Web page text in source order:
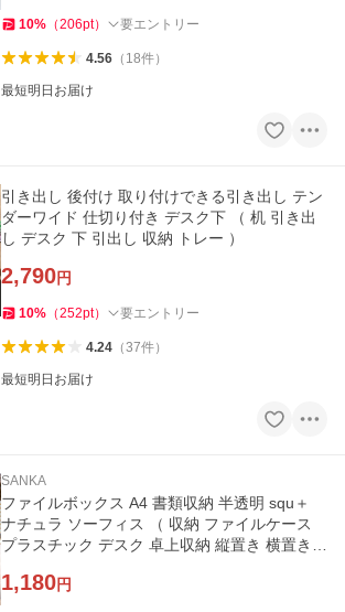
10% （206pt） 要エントリー
4.56（ 18件）
最短明日お届け
引き出し 後付け 取り付けできる引き出し テン
ダーワイド 仕切り付き デスク下 （ 机 引き出
し デスク 下 引出し 収納 トレー ）
2,790円
10% （252pt） 要エントリー
4.24（37件）
最短明日お届け
SANKA
ファイルボックス A4 書類収納 半透明 squ＋
ナチュラ ソーフィス （ 収納 ファイルケース
プラスチック デスク 卓上収納 縦置き 横置き
1,180円